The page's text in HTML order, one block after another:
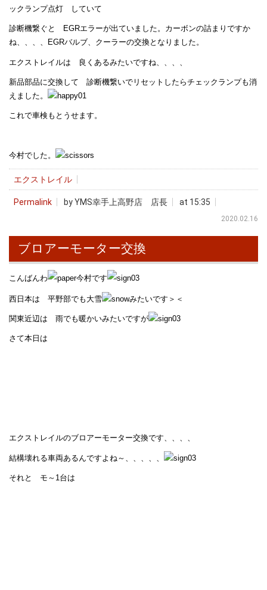
ックランプ点灯 していて
診断機繋ぐと EGRエラーが出ていました。カーボンの詰まりですか
ね、、、、EGRバルブ、クーラーの交換となりました。
エクストレイルは 良くあるみたいですね、、、、
新品部品に交換して 診断機繋いでリセットしたらチェックランプも消
えました。
これで車検もとうせます。
今村でした。
エクストレイル
Permalink by YMS幸手上高野店 店長 at 15:35
2020.02.16
ブロアーモーター交換
こんばんわ 今村です
西日本は 平野部でも大雪 みたいです＞＜
関東近辺は 雨でも暖かいみたいですが
さて本日は
エクストレイルのブロアーモーター交換です、、、、
結構壊れる車両あるんですよね～、、、、、
それと モ～1台は